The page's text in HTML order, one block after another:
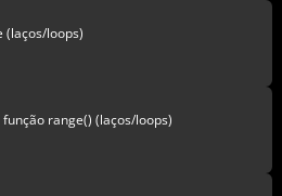
(laços/loops)
range() (laços/loops)